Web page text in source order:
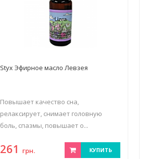
Styx Эфирное масло Левзея
Повышает качество сна,
релаксирует, снимает головную
боль, спазмы, повышает о...
261 грн. КУПИТЬ